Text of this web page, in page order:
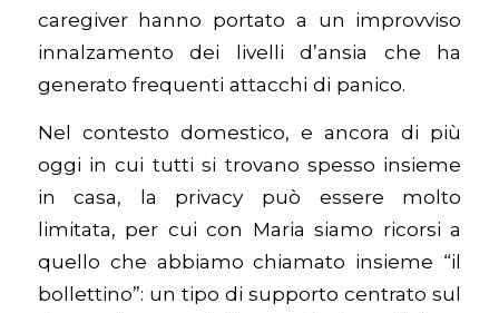
caregiver hanno portato a un improvviso
innalzamento dei livelli d’ansia che ha
generato frequenti attacchi di panico.
Nel contesto domestico, e ancora di più
oggi in cui tutti si trovano spesso insieme
in casa, la privacy può essere molto
limitata, per cui con Maria siamo ricorsi a
quello che abbiamo chiamato insieme “il
bollettino”: un tipo di supporto centrato sul